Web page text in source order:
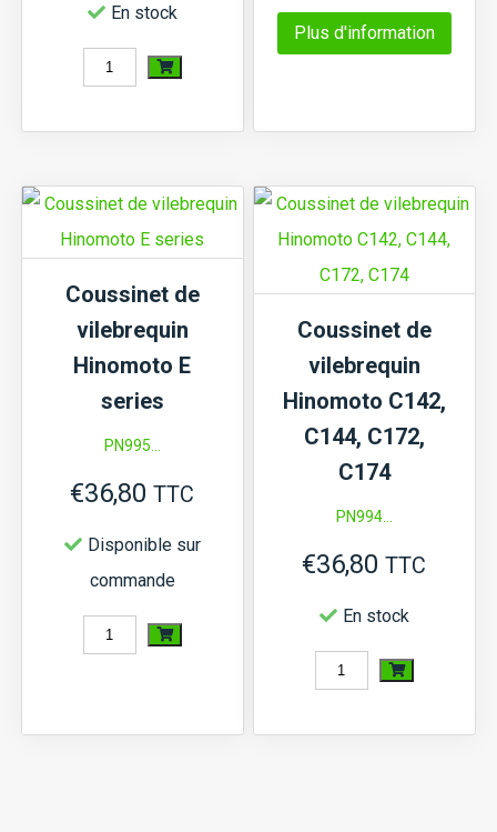
En stock
quantité
Coussinet
vilebrequin
Hinomoto
Plus d'information
Les
Coussinet de
vilebrequin
Hinomoto E
series
PN995...
€36,80 TTC
Disponible sur
commande
quantité
de
Coussinet de
vilebrequin
Hinomoto C142,
C144, C172,
C174
PN994...
€36,80 TTC
En stock
quantité
Coussinet